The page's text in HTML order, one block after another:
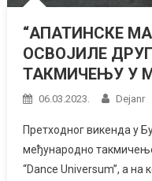
“АПАТИНСКЕ
ОСВОЈИЛЕ
ТАКМИЧЕЊУ У
06.03.2023. Dejanr
Претходног викенда у
међународно такмичење
“Dance Universum”, а на